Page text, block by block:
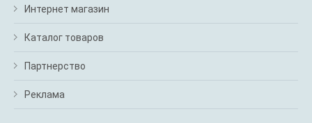
Интернет магазин
Каталог товаров
Партнерство
Реклама